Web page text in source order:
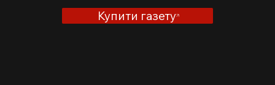
СКАСУВАТИ ГРАНТ НА 2 МЛН ЄВРО
ЧЕРЕЗ УЧАСТЬ РОСІЇ
Купити газету